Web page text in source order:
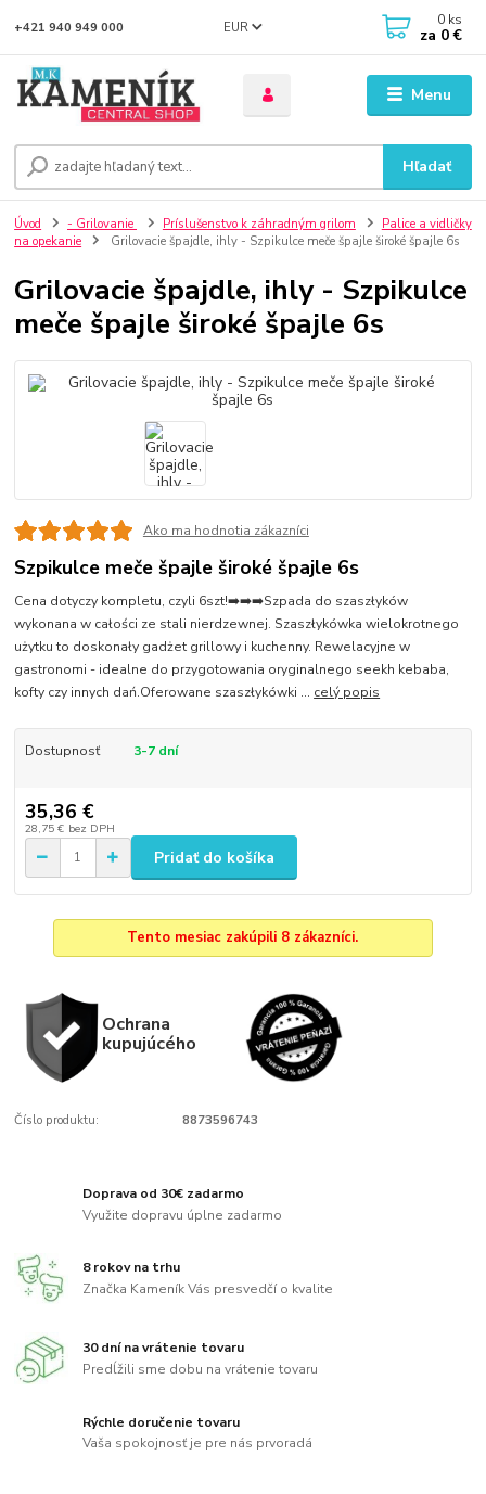
Menu
EUR
Hľadať
+421 940 949 000 0 ks
za 0 €
Úvod - Grilovanie Príslušenstvo k záhradným grilom
Palice a vidličky
na opekanie
Grilovacie špajdle, ihly - Szpikulce meče špajle široké špajle 6s
Grilovacie špajdle, ihly - Szpikulce
meče špajle široké špajle 6s
Ako ma hodnotia zákazníci
Szpikulce meče špajle široké špajle 6s
Cena dotyczy kompletu, czyli 6szt!➡️➡️➡️Szpada do szaszłyków
wykonana w całości ze stali nierdzewnej. Szaszłykówka wielokrotnego
użytku to doskonały gadżet grillowy i kuchenny. Rewelacyjne w
gastronomi - idealne do przygotowania oryginalnego seekh kebaba,
kofty czy innych dań.Oferowane szaszłykówki ... celý popis
Dostupnosť 3-7 dní
35,36 €
28,75 € bez DPH
Pridať do košíka
Tento mesiac zakúpili 8 zákazníci.
Ochrana
kupujúcého
Číslo produktu: 8873596743
Doprava od 30€ zadarmo
Využite dopravu úplne zadarmo
8 rokov na trhu
Značka Kameník Vás presvedčí o kvalite
30 dní na vrátenie tovaru
Predĺžili sme dobu na vrátenie tovaru
Rýchle doručenie tovaru
Vaša spokojnosť je pre nás prvoradá